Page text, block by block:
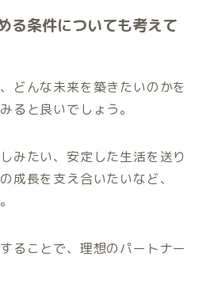
る条件についても考えて
どんな未来を築きたいのかを
ると良いでしょう。
みたい、安定した生活を送り
成長を支え合いたいなど、
ることで、理想のパートナー